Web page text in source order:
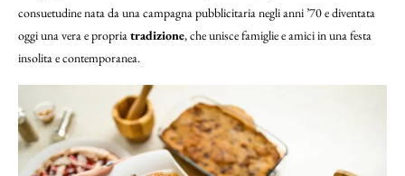
consuetudine nata da una campagna pubblicitaria negli anni ’70 e diventata
oggi una vera e propriatradizione, che unisce famiglie e amici in una festa
insolita e contemporanea.